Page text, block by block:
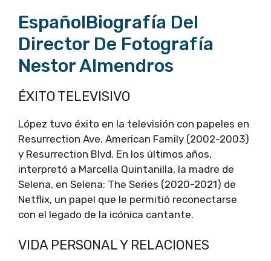
EspañolBiografía Del
Director De Fotografía
Nestor Almendros
ÉXITO TELEVISIVO
López tuvo éxito en la televisión con papeles en
Resurrection Ave. American Family (2002-2003)
y Resurrection Blvd. En los últimos años,
interpretó a Marcella Quintanilla, la madre de
Selena, en Selena: The Series (2020-2021) de
Netflix, un papel que le permitió reconectarse
con el legado de la icónica cantante.
VIDA PERSONAL Y RELACIONES